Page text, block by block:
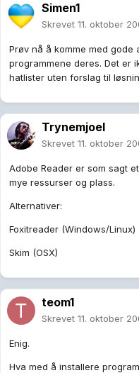
Simen1
Skrevet 11. oktober
Prøv nå å komme med
programmene deres. Det er
hatlister uten forslag til
Trynemjoel
Skrevet 11. oktober
Adobe Reader er som sagt
mye ressurser og plass.
Alternativer:
Foxitreader (Windows/Linux)
Skim (OSX)
teom1
Skrevet 11. oktober
Enig.
Hva med å installere